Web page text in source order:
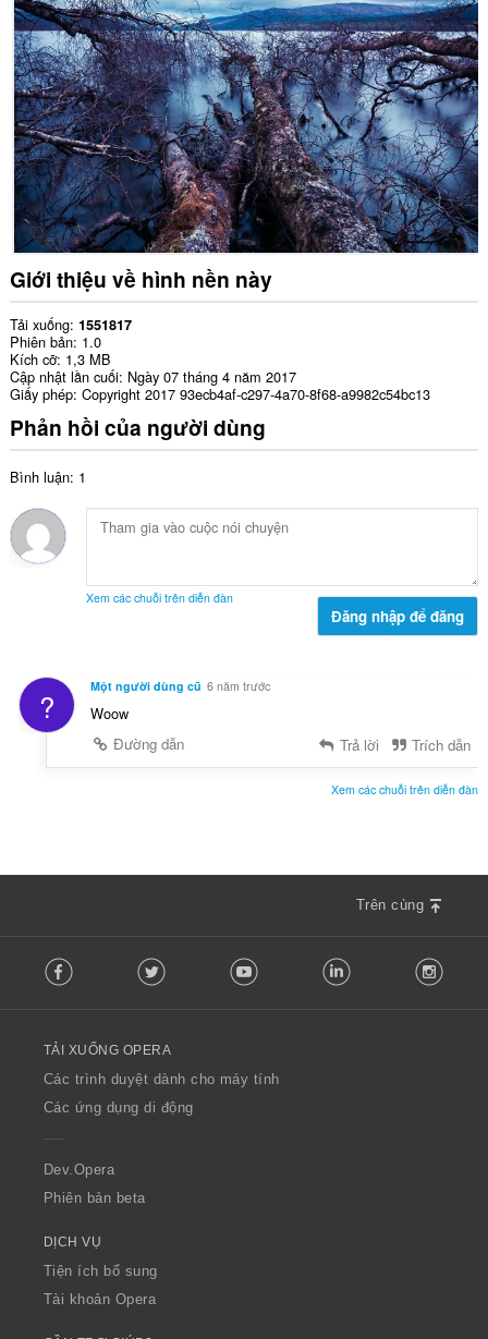
Giới thiệu về hình nền này
Tải xuống 1551817
Phiên bản 1.0
Kích cỡ 1,3 MB
Cập nhật lần cuối Ngày 07 tháng 4 năm 2017
Giấy phép Copyright 2017 93ecb4af-c297-4a70-8f68-a9982c54bc13
Phản hồi của người dùng
Bình luận: 1
Xem các chuỗi trên diễn đàn
Đăng nhập để đăng
? Một người dùng cũ 6 năm trước
Woow
Đường dẫn
Trả lời Trích dẫn
Xem các chuỗi trên diễn đàn
Trên cùng
o
w
O
p
a
Facebook Twitter Youtube LinkedIn
TẢI XUỐNG OPERA
Các trình duyệt dành cho máy tính
Các ứng dụng di động
Dev.Opera
Phiên bản beta
DỊCH VỤ
Tiện ích bổ sung
Tài khoản Opera